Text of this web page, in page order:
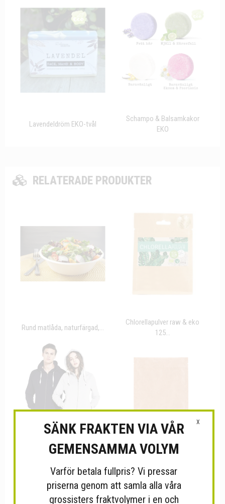
Lavendeldröm EKO-tvål
Schampo & Balsamkakor
EKO
RELATERADE PRODUKTER
Rund matlåda, naturfärgad,...
Chlorellapulver raw & eko
125...
EP60Z
Ståpåse med...
X
SÄNK FRAKTEN VIA VÅR
GEMENSAMMA VOLYM
Varför betala fullpris? Vi pressar
priserna genom att samla alla våra
grossisters fraktvolymer i en och